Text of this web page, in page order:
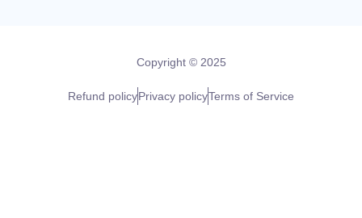
Copyright © 2025
Refund policyPrivacy policyTerms of Service